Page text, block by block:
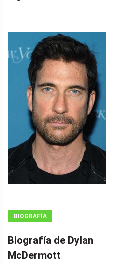
BIOGRAFÍA
Biografía de Dylan
McDermott